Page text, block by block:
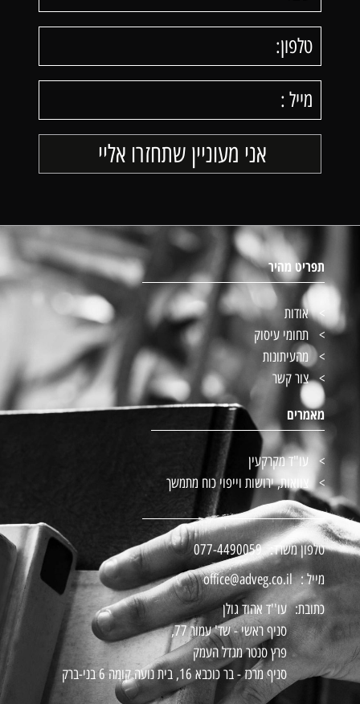
תפריט מהיר
אודות
תחומי עיסוק
מהעיתונות
צור קשר
מאמרים
עו"ד מקרקעין
צוואות, ירושות וייפוי כוח מתמשך
טלפון משרד: 077-4490059
מייל : office@adveg.co.il
כתובת: עו''ד אהוד גולן
סניף ראשי - שד' עמור 77,
פרץ סנטר מגדל העמק
סניף מרכז - בר כוכבא 16, בית נועה קומה 6 בני-ברק